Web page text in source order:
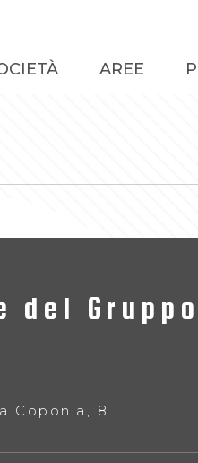
AREE
del
Coponia, 8